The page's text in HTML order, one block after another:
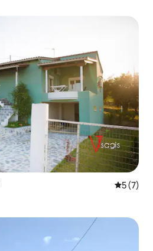
レビュー
5 (7)